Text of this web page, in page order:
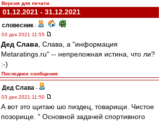
Версия для печати
01.12.2021 - 31.12.2021
словесник -
03 дек 2021 11:55
Дед Слава , Слава, а "информация
Metaratings.ru" -- непреложная истина, что ли?
:-)
Последнее сообщение
Дед Слава -
03 дек 2021 11:50
А вот это щитаю шо пиздец, товарищи. Чистое
позорище. " Основной задачей спортивного